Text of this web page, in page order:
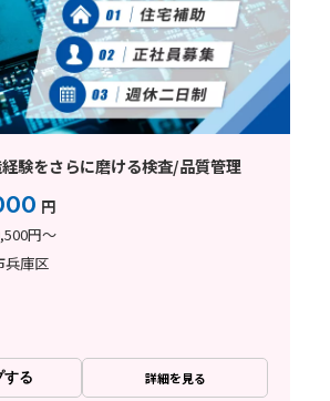
験をさらに磨ける検査/品質管理
円
円～
兵庫区
する 詳細を見る